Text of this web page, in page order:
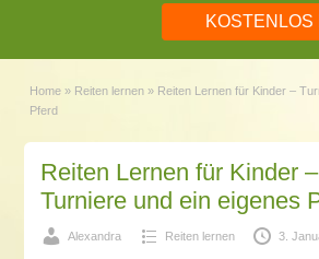
KOSTENLOS
Home » Reiten lernen » Reiten Lernen für Kinder –
Pferd
Reiten Lernen für Kinder –
Turniere und ein eigenes
Alexandra Reiten lernen 3.